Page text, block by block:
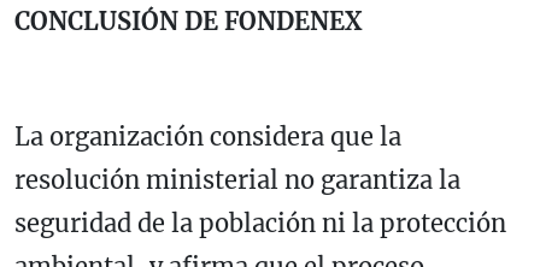
CONCLUSIÓN DE FONDENEX
La organización considera que la
resolución ministerial no garantiza la
seguridad de la población ni la protección